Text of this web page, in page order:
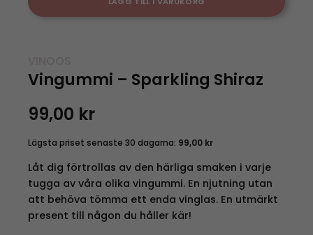
Vingummi – Sparkling Shiraz
99,00 kr
Lägsta priset senaste 30 dagarna: 99,00 kr
Låt dig förtrollas av den härliga smaken i varje
tugga av våra olika vingummi. En njutning utan
att behöva tömma ett enda vinglas. En utmärkt
present till någon du håller kär!